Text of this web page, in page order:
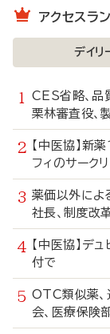
アクセスラ
デイリ
CES省略、
栗林審査役、
【中医協】
フィのサーク
薬価以外によ
社長、制度改
【中医協】
付で
OTC類似薬
会、医療保険